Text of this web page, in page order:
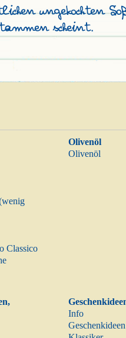
ungekochten
scheint.
Classico
Olivenöl
Olivenöl
Info